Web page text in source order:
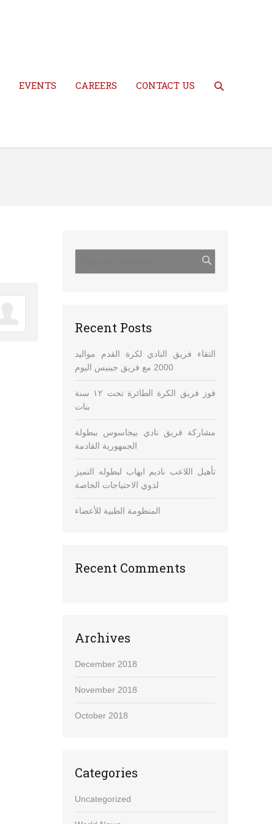
EVENTS CAREERS CONTACT US
Recent Posts
التقاء فريق النادي لكرة القدم مواليد
2000 مع فريق جينيس اليوم
فوز فريق الكرة الطائرة تحت ١٢ سنة
بنات
مشاركة فريق نادي بيجاسوس ببطولة
الجمهورية القادمة
تأهيل اللاعب ناديم ايهاب لبطوله التميز
لذوي الاحتياجات الخاصة
المنظومة الطبية للأعضاء
Recent Comments
Archives
December 2018
November 2018
October 2018
Categories
Uncategorized